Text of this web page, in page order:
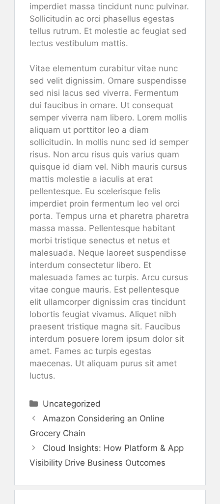
imperdiet massa tincidunt nunc pulvinar.
Sollicitudin ac orci phasellus egestas
tellus rutrum. Et molestie ac feugiat sed
lectus vestibulum mattis.
Vitae elementum curabitur vitae nunc
sed velit dignissim. Ornare suspendisse
sed nisi lacus sed viverra. Fermentum
dui faucibus in ornare. Ut consequat
semper viverra nam libero. Lorem mollis
aliquam ut porttitor leo a diam
sollicitudin. In mollis nunc sed id semper
risus. Non arcu risus quis varius quam
quisque id diam vel. Nibh mauris cursus
mattis molestie a iaculis at erat
pellentesque. Eu scelerisque felis
imperdiet proin fermentum leo vel orci
porta. Tempus urna et pharetra pharetra
massa massa. Pellentesque habitant
morbi tristique senectus et netus et
malesuada. Neque laoreet suspendisse
interdum consectetur libero. Et
malesuada fames ac turpis. Arcu cursus
vitae congue mauris. Est pellentesque
elit ullamcorper dignissim cras tincidunt
lobortis feugiat vivamus. Aliquet nibh
praesent tristique magna sit. Faucibus
interdum posuere lorem ipsum dolor sit
amet. Fames ac turpis egestas
maecenas. Ut aliquam purus sit amet
luctus.
Kategori
Uncategorized
Amazon Considering an Online
Grocery Chain
Cloud Insights: How Platform & App
Visibility Drive Business Outcomes